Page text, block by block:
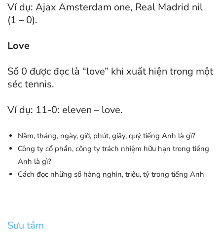
Ví dụ: Ajax Amsterdam one, Real Madrid nil
(1 – 0).
Love
Số 0 được đọc là “love” khi xuất hiện trong một
séc tennis.
Ví dụ: 11-0: eleven – love.
Năm, tháng, ngày, giờ, phút, giây, quý tiếng Anh là gì?
Công ty cổ phần, công ty trách nhiệm hữu hạn trong tiếng
Anh là gì?
Cách đọc những số hàng nghìn, triệu, tỷ trong tiếng Anh
Sưu tầm